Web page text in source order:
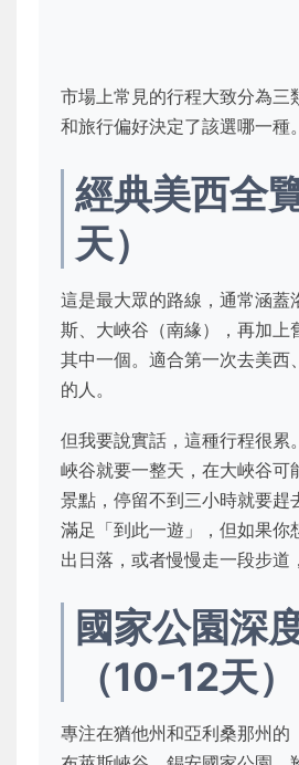
市場上常見的行程大致分為三
和旅行偏好決定了該選哪一種。
經典美西全
天）
這是最大眾的路線，通常涵蓋
斯、大峽谷（南緣），再加上
其中一個。適合第一次去美西
的人。
但我要說實話，這種行程很累
峽谷就要一整天，在大峽谷可
景點，停留不到三小時就要趕
滿足「到此一遊」，但如果你
出日落，或者慢慢走一段步道
國家公園深
（10-12天）
專注在猶他州和亞利桑那州的